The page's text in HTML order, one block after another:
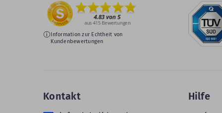
Information zur Echtheit von
Kundenbewertungen
Kontakt Hilfe